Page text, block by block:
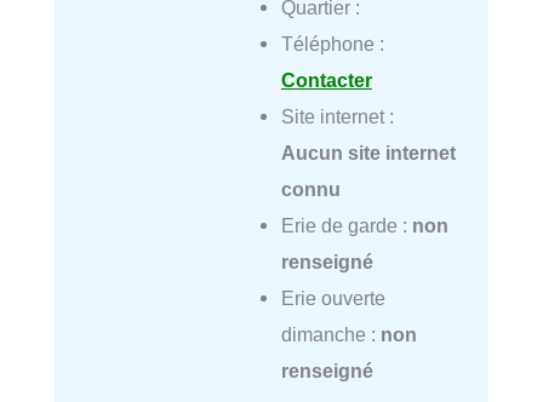
Quartier :
Téléphone :
Contacter
Site internet :
Aucun site internet
connu
Erie de garde : non
renseigné
Erie ouverte
dimanche : non
renseigné